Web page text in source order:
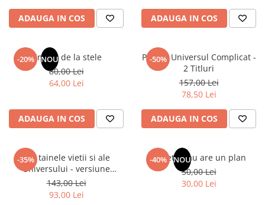
Birotica & Papetarie
Articole Birotica
Accesorii Arhivare
Instrumente de scris
Seturi birotica
Articole scolare
Caiete si Carnetele scolare
ADAUGA IN COS ADAUGA IN COS
-20% NOU
Un dar de la stele
80,00 Lei
64,00 Lei
ADAUGA IN COS
-50%
Pachet Universul Complicat -
2 Titluri
157,00 Lei
78,50 Lei
ADAUGA IN COS
-35%
Din tainele vietii si ale
Universului - versiune
originala din 1939. Volumele I-
III.
143,00 Lei
93,00 Lei
-40% NOU
Sufletul tau are un plan
50,00 Lei
30,00 Lei